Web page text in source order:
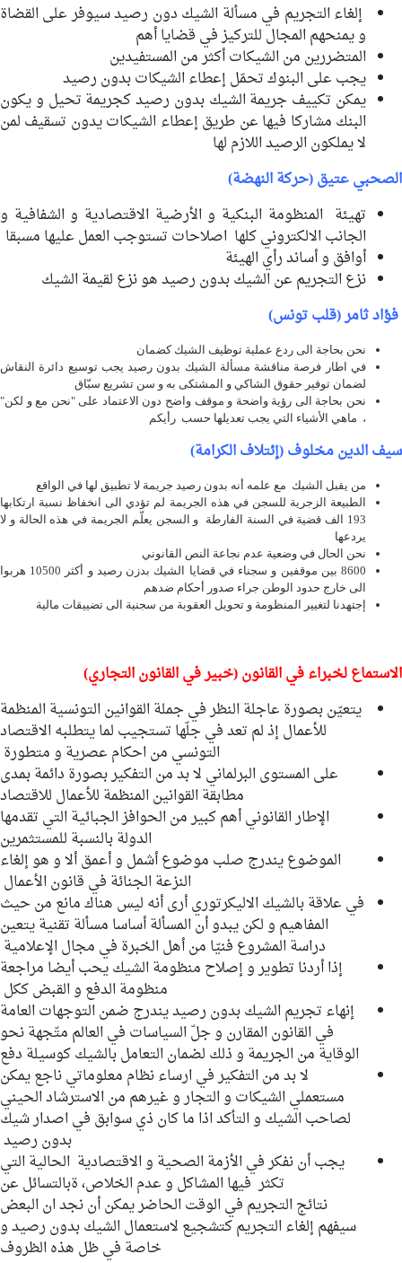
إلغاء التجريم في مسألة الشيك دون رصيد سيوفر على القضاة
و يمنحهم المجال للتركيز في قضايا أهم
المتضررين من الشيكات أكثر من المستفيدين
يجب على البنوك تحمّل إعطاء الشيكات بدون رصيد
يمكن تكييف جريمة الشيك بدون رصيد كجريمة تحيل و يكون
البنك مشاركا فيها عن طريق إعطاء الشيكات يدون تسقيف لمن
لا يملكون الرصيد اللازم لها
الصحبي عتيق (حركة النهضة)
تهيئة المنظومة البنكية و الأرضية الاقتصادية و الشفافية و
الجانب الالكتروني كلها اصلاحات تستوجب العمل عليها مسبقا
أوافق و أساند رأي الهيئة
نزع التجريم عن الشيك بدون رصيد هو نزع لقيمة الشيك
فؤاد ثامر (قلب تونس)
نحن بحاجة الى ردع عملية توظيف الشيك كضمان
في اطار فرصة مناقشة مسألة الشيك بدون رصيد يجب توسيع دائرة النقاش
لضمان توفير حقوق الشاكي و المشتكى به و سن تشريع سبّاق
نحن بحاجة الى رؤية واضحة و موقف واضح دون الاعتماد على "نحن مع و لكن"
، ماهي الأشياء التي يجب تعديلها حسب رأيكم
سيف الدين مخلوف (إئتلاف الكرامة)
من يقبل الشيك مع علمه أنه بدون رصيد جريمة لا تطبيق لها في الواقع
الطبيعة الزجرية للسجن في هذه الجريمة لم تؤدي الى انخفاظ نسبة ارتكابها
193 الف قضية في السنة الفارطة و السجن يعلّم الجريمة في هذه الحالة و لا
يردعها
نحن الحال في وضعية عدم نجاعة النص القانوني
8600 بين موقفين و سجناء في قضايا الشيك بدزن رصيد و أكثر 10500 هربوا
الى خارج حدود الوطن جراء صدور أحكام ضدهم
إجتهدنا لتغيير المنظومة و تحويل العقوبة من سجنية الى تضييقات مالية
الاستماع لخبراء في القانون (خبير في القانون التجاري)
يتعيّن بصورة عاجلة النظر في جملة القوانين التونسية المنظمة
للأعمال إذ لم تعد في جلّها تستجيب لما يتطلبه الاقتصاد
التونسي من احكام عصرية و متطورة
على المستوى البرلماني لا بد من التفكير بصورة دائمة بمدى
مطابقة القوانين المنظمة للأعمال للاقتصاد
الإطار القانوني أهم كبير من الحوافز الجبائية التي تقدمها
الدولة بالنسبة للمستثمرين
الموضوع يندرج صلب موضوع أشمل و أعمق ألا و هو إلغاء
النزعة الجنائة في قانون الأعمال
في علاقة بالشيك الاليكرتوري أرى أنه ليس هناك مانع من حيث
المفاهيم و لكن يبدو أن المسألة أساسا مسألة تقنية يتعين
دراسة المشروع فنيّا من أهل الخبرة في مجال الإعلامية
إذا أردنا تطوير و إصلاح منظومة الشيك يحب أيضا مراجعة
منظومة الدفع و القبض ككل
إنهاء تجريم الشيك بدون رصيد يندرج ضمن التوجهات العامة
في القانون المقارن و جلّ السياسات في العالم متّجهة نحو
الوقاية من الجريمة و ذلك لضمان التعامل بالشيك كوسيلة دفع
لا بد من التفكير في ارساء نظام معلوماتي ناجع يمكن
مستعملي الشيكات و التجار و غيرهم من الاسترشاد الحيني
لصاحب الشيك و التأكد اذا ما كان ذي سوابق في اصدار شيك
بدون رصيد
يجب أن نفكر في الأزمة الصحية و الاقتصادية الحالية التي
تكثر فيها المشاكل و عدم الخلاص، ةبالتسائل عن
نتائج التجريم في الوقت الحاضر يمكن أن نجد ان البعض
سيفهم إلغاء التجريم كتشجيع لاستعمال الشيك بدون رصيد و
خاصة في ظل هذه الظروف